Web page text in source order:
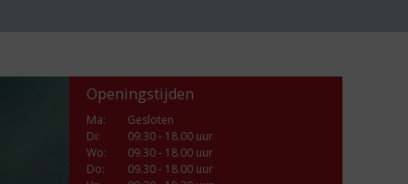
Openingstijden
Ma:
Gesloten
Di:
09.30 - 18.00 uur
Wo:
09.30 - 18.00 uur
Do:
09.30 - 18.00 uur